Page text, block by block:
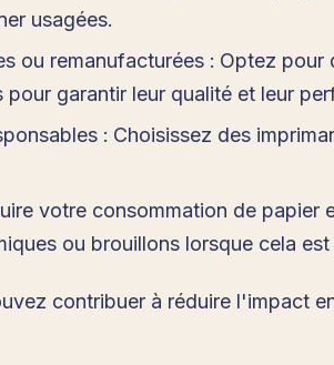
usagées.
ou remanufacturées : Optez
garantir leur qualité et leur
: Choisissez des
votre consommation de
ou brouillons lorsque cela est
contribuer à réduire l'impact